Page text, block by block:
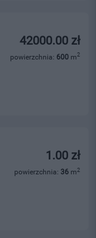
42000.00 zł
powierzchnia: 600 m2
1.00 zł
powierzchnia: 36 m2